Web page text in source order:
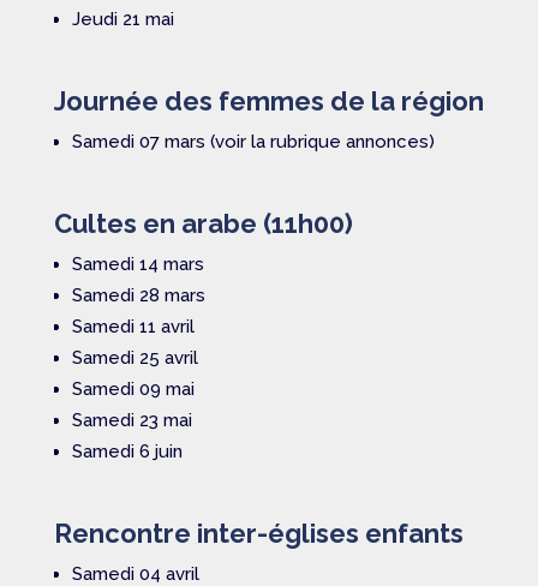
Jeudi 21 mai
Journée des femmes de la région
Samedi 07 mars (voir la rubrique annonces)
Cultes en arabe (11h00)
Samedi 14 mars
Samedi 28 mars
Samedi 11 avril
Samedi 25 avril
Samedi 09 mai
Samedi 23 mai
Samedi 6 juin
Rencontre inter-églises enfants
Samedi 04 avril